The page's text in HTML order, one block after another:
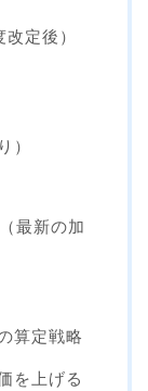
定後）
）
最新の加
算定戦略
を上げる